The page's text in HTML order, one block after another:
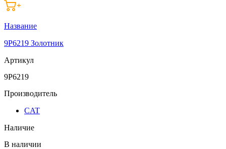
Название
9P6219 Золотник
Артикул
9P6219
Производитель
CAT
Наличие
В наличии